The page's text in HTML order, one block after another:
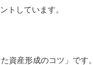
トしています。
資産形成のコツ」です。